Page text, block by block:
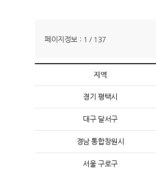
페이지정보 : 1 / 137
지역
경기 평택시
대구 달서구
경남 통합창원시
서울 구로구